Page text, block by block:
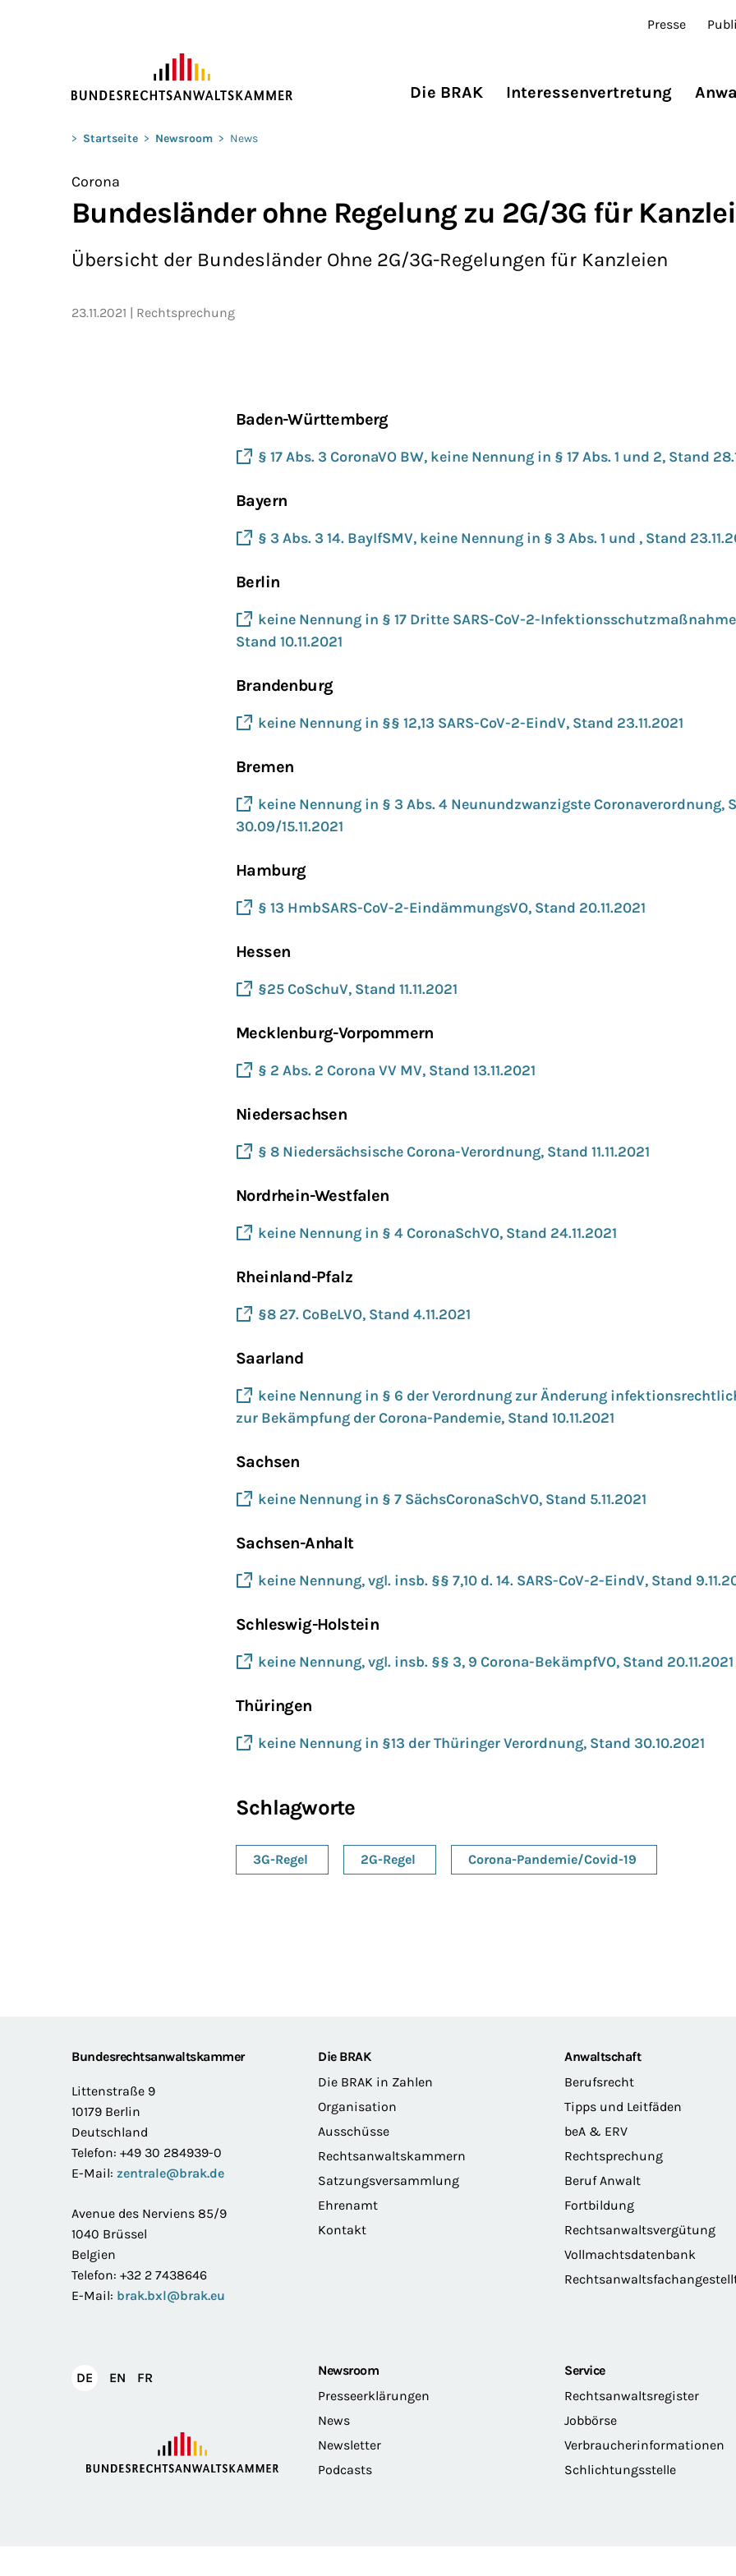
Presse
Die BRAK Interessenvertretung
Sie befinden sich hier:
> Startseite > Newsroom > News
Corona
Bundesländer ohne Regelung zu 2G/3G für
Übersicht der Bundesländer Ohne 2G/3G-Regelungen für Kanzleien
23.11.2021 Rechtsprechung
Baden-Württemberg
§ 17 Abs. 3 CoronaVO BW, keine Nennung in § 17 Abs. 1 und 2, Stand
Bayern
§ 3 Abs. 3 14. BayIfSMV, keine Nennung in § 3 Abs. 1 und , Stand
Berlin
keine Nennung in § 17 Dritte SARS-CoV-2-
Stand 10.11.2021
Brandenburg
keine Nennung in §§ 12,13 SARS-CoV-2-EindV, Stand 23.11.2021
Bremen
keine Nennung in § 3 Abs. 4 Neunundzwanzigste Coronaverordnung,
30.09/15.11.2021
Hamburg
§ 13 HmbSARS-CoV-2-EindämmungsVO, Stand 20.11.2021
Hessen
§25 CoSchuV, Stand 11.11.2021
Mecklenburg-Vorpommern
§ 2 Abs. 2 Corona VV MV, Stand 13.11.2021
Niedersachsen
§ 8 Niedersächsische Corona-Verordnung, Stand 11.11.2021
Nordrhein-Westfalen
keine Nennung in § 4 CoronaSchVO, Stand 24.11.2021
Rheinland-Pfalz
§8 27. CoBeLVO, Stand 4.11.2021
Saarland
keine Nennung in § 6 der Verordnung zur Änderung
zur Bekämpfung der Corona-Pandemie, Stand 10.11.2021
Sachsen
keine Nennung in § 7 SächsCoronaSchVO, Stand 5.11.2021
Sachsen-Anhalt
keine Nennung, vgl. insb. §§ 7,10 d. 14. SARS-CoV-2-EindV, Stand
Schleswig-Holstein
keine Nennung, vgl. insb. §§ 3, 9 Corona-BekämpfVO, Stand 20.11.2021
Thüringen
keine Nennung in §13 der Thüringer Verordnung, Stand 30.10.2021
Schlagworte
3G-Regel 2G-Regel Corona-Pandemie/Covid-19
FooterBundesrechtsanwaltskammer
Littenstraße 9
10179 Berlin
Deutschland
Telefon: +49 30 284939-0
E-Mail: zentrale@brak.de
Avenue des Nerviens 85/9
1040 Brüssel
Belgien
Telefon: +32 2 7438646
E-Mail: brak.bxl@brak.eu
Die BRAK
Die BRAK in Zahlen
Organisation
Ausschüsse
Rechtsanwaltskammern
Satzungsversammlung
Ehrenamt
Kontakt
Anwaltschaft
Berufsrecht
Tipps und Leitfäden
beA & ERV
Rechtsprechung
Beruf Anwalt
Fortbildung
Rechtsanwaltsvergütung
Vollmachtsdatenbank
DEDeutsch
EN English
FR
Newsroom
Presseerklärungen
News
Newsletter
Podcasts
Service
Rechtsanwaltsregister
Jobbörse
Verbraucherinformationen
Schlichtungsstelle